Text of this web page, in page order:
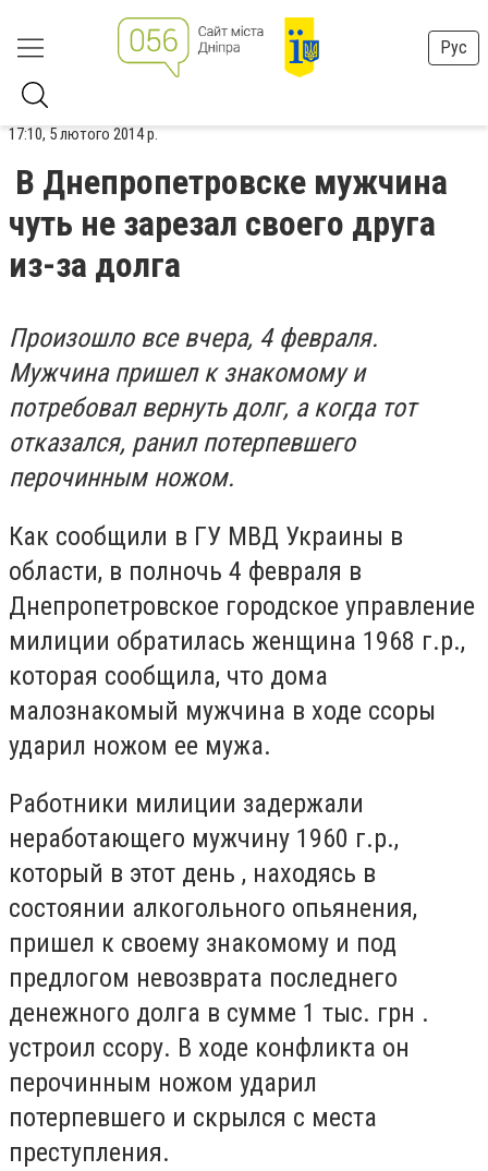
Рус
17:10, 5 лютого 2014 р.
В Днепропетровске мужчина
чуть не зарезал своего друга
из-за долга
Произошло все вчера, 4 февраля.
Мужчина пришел к знакомому и
потребовал вернуть долг, а когда тот
отказался, ранил потерпевшего
перочинным ножом.
Как сообщили в ГУ МВД Украины в
области, в полночь 4 февраля в
Днепропетровское городское управление
милиции обратилась женщина 1968 г.р.,
которая сообщила, что дома
малознакомый мужчина в ходе ссоры
ударил ножом ее мужа.
Работники милиции задержали
неработающего мужчину 1960 г.р.,
который в этот день , находясь в
состоянии алкогольного опьянения,
пришел к своему знакомому и под
предлогом невозврата последнего
денежного долга в сумме 1 тыс. грн .
устроил ссору. В ходе конфликта он
перочинным ножом ударил
потерпевшего и скрылся с места
преступления.